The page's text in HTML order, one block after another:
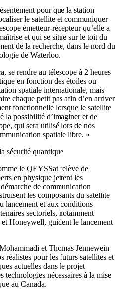
pour que la station
le satellite et communiquer
émetteur-récepteur qu’elle a
et qui se situe sur le toit du
de la recherche, dans le nord du
de Waterloo.
se rendre au télescope à 2 heures
en fonction des étoiles ou
spatiale internationale, mais
chaque petit pas afin d’en arriver
fonctionnelle lorsque le satellite
la possibilité d’imaginer et de
qui sera utilisé lors de nos
spatiale libre. »
sécurité quantique
le QEYSSat relève de
en physique jettent les
démarche de communication
les composants du satellite
lancement et aux conditions
sectoriels, notamment
et Honeywell, guident le lancement
et Thomas Jennewein
réalistes pour les futurs satellites et
actuelles dans le projet
technologies nécessaires à la mise
au Canada.